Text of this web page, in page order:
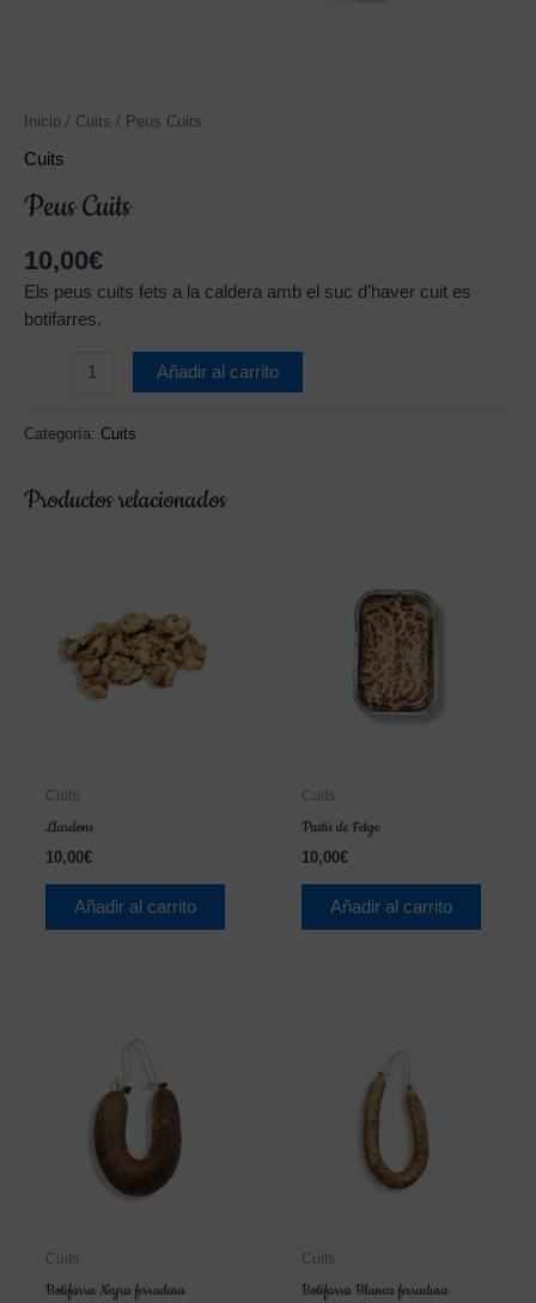
Inicio / Cuits / Peus Cuits
Cuits
Peus Cuits
10,00€
Els peus cuits fets a la caldera amb el suc d’haver cuit es
botifarres.
Añadir al carrito
Categoría: Cuits
Productos relacionados
Cuits
Llardons
10,00€
Añadir al carrito
Cuits
Pastís de Fetge
10,00€
Añadir al carrito
Cuits
Botifarra Negra ferradura
Cuits
Botifarra Blanca ferradura